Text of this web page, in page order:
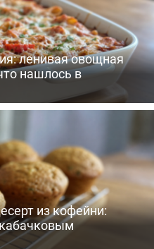
ленивая овощная
нашлось в
из кофейни: